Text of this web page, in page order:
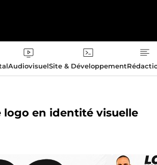
AudiovisuelSite & Développement
logo en identité visuelle